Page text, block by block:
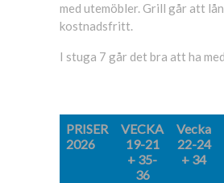
med utemöbler. Grill går att
kostnadsfritt.
I stuga 7 går det bra att ha
PRISER
2026
VECKA
19-21
+ 35-
36
Vecka
22-24
+ 34